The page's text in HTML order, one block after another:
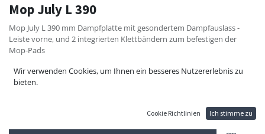
Mop July L 390
Mop July L 390 mm Dampfplatte mit gesondertem Dampfauslass -
Leiste vorne, und 2 integrierten Klettbändern zum befestigen der
Mop-Pads
165,00€
Wir verwenden Cookies, um Ihnen ein besseres Nutzererlebnis zu
bieten.
Cookie Richtlinien Ich stimme zu